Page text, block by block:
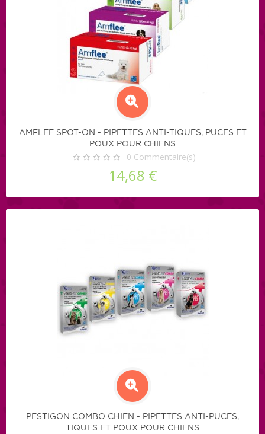
AMFLEE SPOT-ON - PIPETTES ANTI-TIQUES, PUCES ET
POUX POUR CHIENS
0 Commentaire(s)
14,68 €
PESTIGON COMBO CHIEN - PIPETTES ANTI-PUCES,
TIQUES ET POUX POUR CHIENS